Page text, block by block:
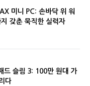
미니 PC: 손바닥 위 워
갖춘 묵직한 실력자
드 슬림 3: 100만 원대 가
다